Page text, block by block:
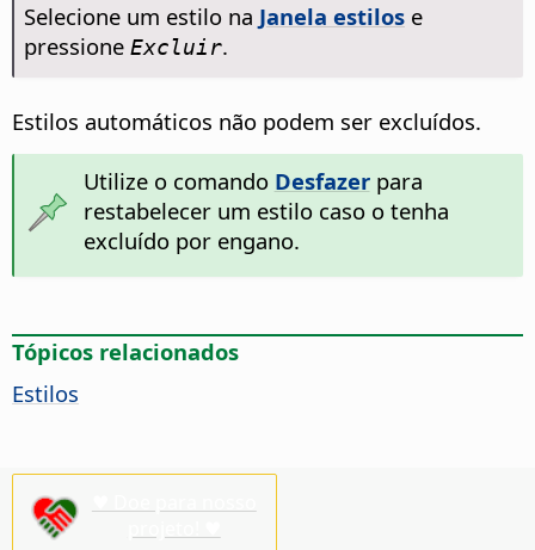
Selecione um estilo na Janela estilose
pressione Excluir.
Estilos automáticos não podem ser excluídos.
Utilize o comando Desfazerpara
restabelecer um estilo caso o tenha
excluído por engano.
Tópicos relacionados
Estilos